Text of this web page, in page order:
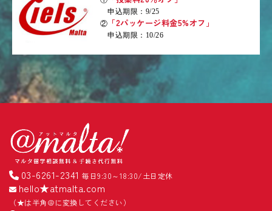
申込期限：9/25
② 「2パッケージ料金5%オフ」
申込期限：10/26
03-6261-2341 毎日9:30～18:30/土日定休
hello★atmalta.com
（★は半角＠に変換してください）